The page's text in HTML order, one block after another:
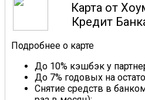
Карта от
Кредит
Подробнее о карте
До 10% кэшбэк у
До 7% годовых на
Снятие средств в